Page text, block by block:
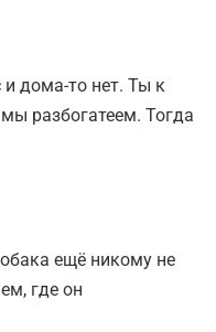
и дома-то нет. Ты к
разбогатеем. Тогда
ещё никому не
где он